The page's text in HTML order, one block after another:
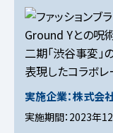
実施企業：株式会
実施期間：2023年